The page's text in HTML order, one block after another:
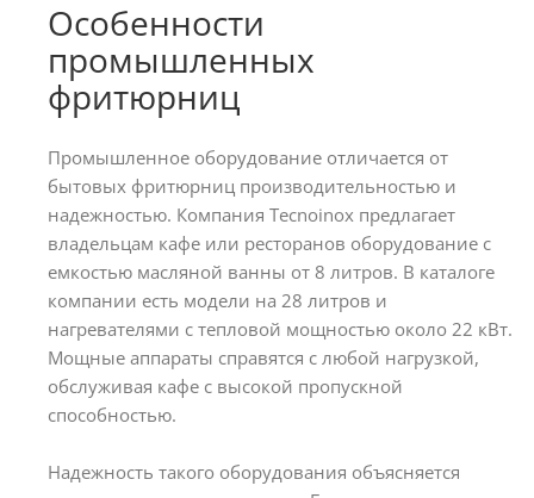
Особенности
промышленных
фритюрниц
Промышленное оборудование отличается от
бытовых фритюрниц производительностью и
надежностью. Компания Tecnoinox предлагает
владельцам кафе или ресторанов оборудование с
емкостью масляной ванны от 8 литров. В каталоге
компании есть модели на 28 литров и
нагревателями с тепловой мощностью около 22 кВт.
Мощные аппараты справятся с любой нагрузкой,
обслуживая кафе с высокой пропускной
способностью.
Надежность такого оборудования объясняется